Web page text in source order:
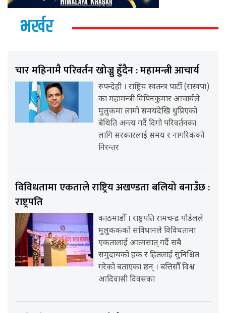
भर्खर
चार महिनामै परिवर्तन खोज्नु हुँदैन : महामन्त्री आचार्य
रुपन्देही । राष्ट्रिय स्वतन्त्र पार्टी (रास्वपा)
का महामन्त्री विपिनकुमार आचार्यले
मुलुकमा लामो समयदेखि थुप्रिएको
बेथिति अन्त्य गर्दै दिगो परिवर्तनका
लागि सरकारलाई समय र नागरिकको
निरन्तर
विविधतामा एकताले राष्ट्रिय अखण्डता बलियो बनाउँछ :
राष्ट्रपति
काठमाडौँ । राष्ट्रपति रामचन्द्र पौडेलले
मुलुककको संविधानले विविधतामा
एकतालाई आत्मसात् गर्दै सबै
समुदायको हक र हितलाई सुनिश्चित
गरेको बताएका छन् । बत्तिसौँ विश्व
आदिवासी दिवसका